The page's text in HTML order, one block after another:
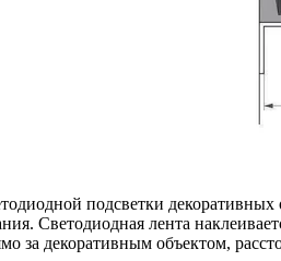
подсветки
Светодиодная лента
за декоративным объектом,